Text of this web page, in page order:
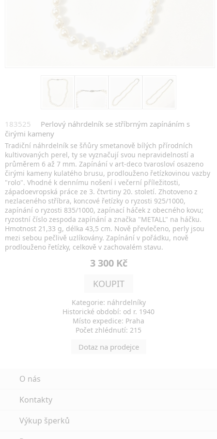
183525
Perlový náhrdelník se stříbrným zapínáním s
čirými kameny
Tradiční náhrdelník se šňůry smetanově bílých přírodních
kultivovaných perel, ty se vyznačují svou nepravidelností a
průměrem 6 až 7 mm. Zapínání v art-deco tvarosloví osazeno
čirými kameny kulatého brusu, prodlouženo řetízkovinou vazby
"rolo". Vhodné k dennímu nošení i večerní příležitosti,
západoevropská práce ze 3. čtvrtiny 20. století. Zhotoveno z
nezlaceného stříbra, koncové řetízky o ryzosti 925/1000,
zapínání o ryzosti 835/1000, zapínací háček z obecného kovu;
ryzostní číslo zespoda zapínání a značka "METALL" na háčku.
Hmotnost 21,33 g, délka 43,5 cm. Nově převlečeno, perly jsou
mezi sebou pečlivě uzlíkovány. Zapínání v pořádku, nově
prodlouženo řetízky, celkově v zachovalém stavu.
3 300 Kč
KOUPIT
Kategorie: náhrdelníky
Historické období: od r. 1940
Místo expedice: Praha
Počet zhlédnutí: 215
Dotaz na prodejce
O nás
Kontakty
Výkup šperků